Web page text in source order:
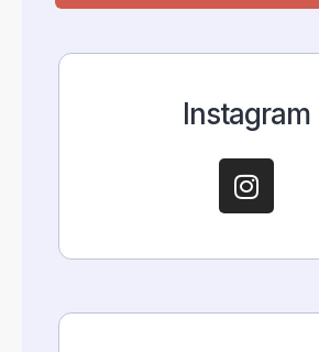
Instagram